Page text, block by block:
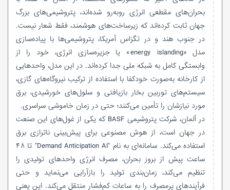
بحران‌های مقطعی انرژی روبه‌رو شده‌اند، پتروشیمی‌های بزرگ
جهان ثابت کرده‌اند که زیرساخت‌های هوشمند، فقط شعار نیست.
در جنوب هند و در تگزاس آمریکا، پتروشیمی‌ها با پیاده‌سازی
مدل «energy islanding» یا جزیره‌سازی انرژی، خود را از
وابستگی کامل به شبکه ملی جدا کرده‌اند. در این مدل، واحدهایی
از کارخانه به‌صورت خودکفا با استفاده از ترکیب نیروگاه‌های گازی،
سیستم‌های توربین بخار بازیافتی و سلول‌های خورشیدی، برق
مورد نیازشان را تأمین می‌کنند؛ حتی در زمان خاموشی سراسری.
در آلمان، شرکت پتروشیمی BASF که یکی از غول‌های این صنعت
در جهان است، از هوش مصنوعی برای پیش‌بینی ناترازی برق
استفاده می‌کند. سامانه‌ای به نام "Demand Anticipation AI" تا ۴۸
ساعت پیش از بروز بحران، مصرف انرژی واحدهای تولیدی را
تنظیم می‌کند، زمان‌بندی تولید را بازآرایی می‌نماید و حتی
فرآیندهای پرمصرف را به ساعات کم‌فشار منتقل می‌کند. این یعنی